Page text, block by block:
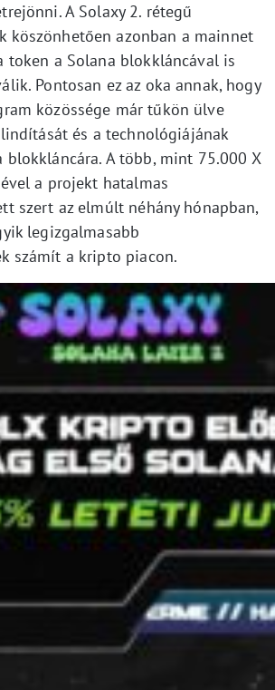
A Solaxy 2. rétegű
köszönhetően azonban a mainnet
token a Solana blokkláncával is
Pontosan ez az oka annak, hogy
közössége már tűkön ülve
és a technológiájának
blokkláncára. A több, mint 75.000 X
a projekt hatalmas
szert az elmúlt néhány hónapban,
legizgalmasabb
számít a kripto piacon.